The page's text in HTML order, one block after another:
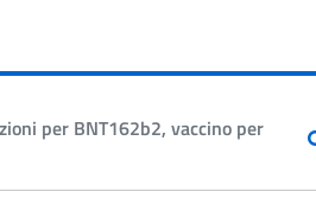
per BNT162b2, vaccino per